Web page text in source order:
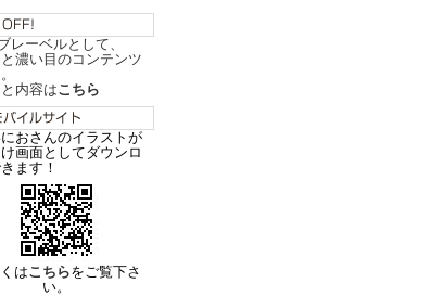
レーベルとして、
濃い目のコンテンツ
内容はこちら
おさんのイラストが
画面としてダウンロ
ます！
はこちらをご覧下さ
い。